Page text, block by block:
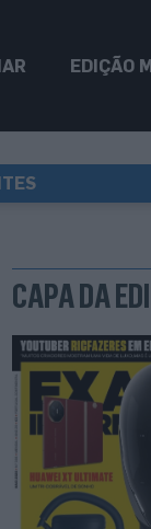
EDIÇÃO
CAPA DA